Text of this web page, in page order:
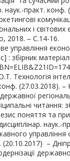
наук.-практ.
і
2018. ‒ С.14-16.
управління
: збірник
Технологія
(27.03.2018). –
поняття та
(20.10.2017) –